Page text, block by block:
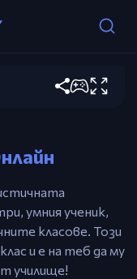
2
умния ученик,
класове. Този
и е на теб да му
училище!